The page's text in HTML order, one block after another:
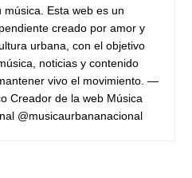
música. Esta web es un
creado por amor y
urbana, con el objetivo
noticias y contenido
vivo el movimiento. —
Creador de la web Música
@musicaurbananacional